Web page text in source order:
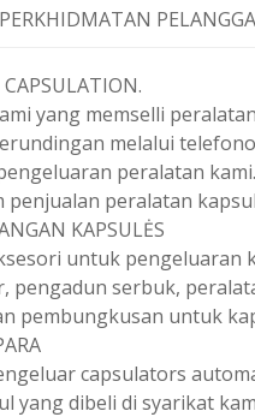
yang memselli
melalui
peralatan
penjualan peralatan
KAPSULĖS
untuk pengeluaran
pengadun serbuk,
pembungkusan untuk
capsulators
yang dibeli di syarikat